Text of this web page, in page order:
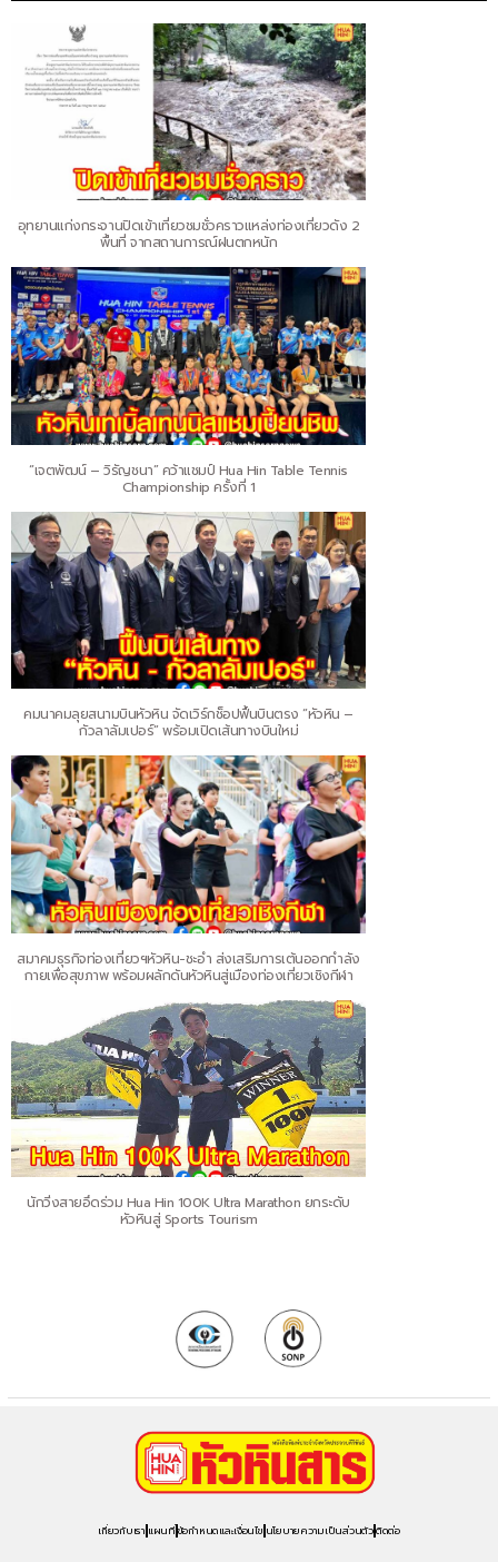
อุทยานแก่งกระจานปิดเข้าเที่ยวชมชั่วคราวแหล่งท่องเที่ยวดัง 2
พื้นที่ จากสถานการณ์ฝนตกหนัก
“เจตพัฒน์ – วิรัญชนา” คว้าแชมป์ Hua Hin Table Tennis
Championship ครั้งที่ 1
คมนาคมลุยสนามบินหัวหิน จัดเวิร์กช็อปฟื้นบินตรง “หัวหิน –
กัวลาลัมเปอร์” พร้อมเปิดเส้นทางบินใหม่
สมาคมธุรกิจท่องเที่ยวฯหัวหิน-ชะอำ ส่งเสริมการเต้นออกกำลัง
กายเพื่อสุขภาพ พร้อมผลักดันหัวหินสู่เมืองท่องเที่ยวเชิงกีฬา
นักวิ่งสายอึดร่วม Hua Hin 100K Ultra Marathon ยกระดับ
หัวหินสู่ Sports Tourism
เกี่ยวกับเรา แผนที่ ข้อกำหนดและเงื่อนไข นโยบายความเป็นส่วนตัวติดต่อ